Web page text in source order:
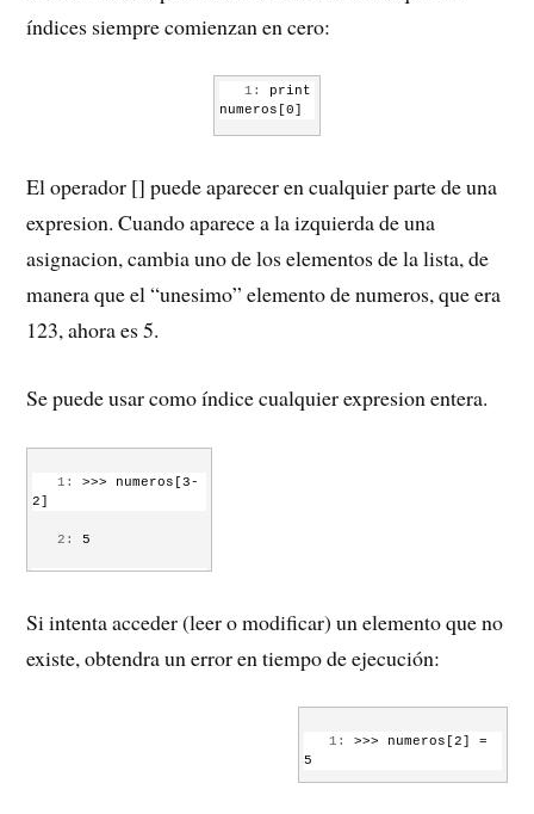
índices siempre comienzan en cero:
   1:
print
numeros[0]
= 5
El operador [] puede aparecer en cualquier parte de una
expresion. Cuando aparece a la izquierda de una
asignacion, cambia uno de los elementos de la lista, de
manera que el “unesimo” elemento de numeros, que era
123, ahora es 5.
Se puede usar como índice cualquier expresion entera.
   1:
>>> numeros[3-
2]
   2:
5
   4:
TypeError:
sequence index
Si intenta acceder (leer o modificar) un elemento que no
existe, obtendra un error en tiempo de ejecución:
   1:
>>> numeros[2] =
5